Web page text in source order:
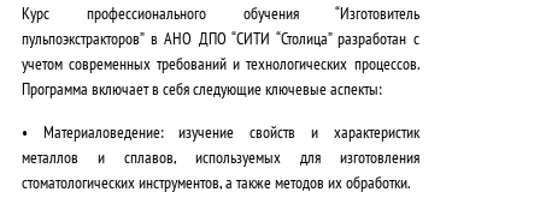
Курс профессионального обучения “Изготовитель
пульпоэкстракторов” в АНО ДПО “СИТИ “Столица” разработан с
учетом современных требований и технологических процессов.
Программа включает в себя следующие ключевые аспекты:
• Материаловедение:изучение свойств и характеристик
металлов и сплавов, используемых для изготовления
стоматологических инструментов, а также методов их обработки.